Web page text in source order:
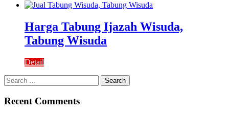
Harga Tabung Ijazah Wisuda,
Tabung Wisuda
Detail
Search
for:
Recent Comments